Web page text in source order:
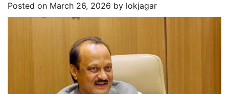
Posted on March 26, 2026 by lokjagar